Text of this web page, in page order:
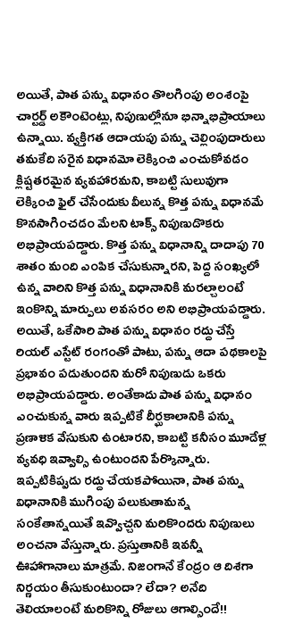
అయితే, పాత పన్ను విధానం తొలగింపు అంశంపై
చార్టర్డ్‌ అకౌంటెంట్లు, నిపుణుల్లోనూ భిన్నాభిప్రాయాలు
ఉన్నాయి. వ్యక్తిగత ఆదాయపు పన్ను చెల్లింపుదారులు
తమకేది సరైన విధానమో లెక్కించి ఎంచుకోవడం
క్లిష్టతరమైన వ్యవహారమని, కాబట్టి సులువుగా
లెక్కించి ఫైల్‌ చేసేందుకు వీలున్న కొత్త పన్ను విధానమే
కొనసాగించడం మేలని టాక్స్‌ నిపుణుడొకరు
అభిప్రాయపడ్డారు. కొత్త పన్ను విధానాన్ని దాదాపు 70
శాతం మంది ఎంపిక చేసుకున్నారని, పెద్ద సంఖ్యలో
ఉన్న వారిని కొత్త పన్ను విధానానికి మరల్చాలంటే
ఇంకొన్ని మార్పులు అవసరం అని అభిప్రాయపడ్డారు.
అయితే, ఒకేసారి పాత పన్ను విధానం రద్దు చేస్తే
రియల్‌ ఎస్టేట్‌ రంగంతో పాటు, పన్ను ఆదా పథకాలపై
ప్రభావం పడుతుందని మరో నిపుణుడు ఒకరు
అభిప్రాయపడ్డారు. అంతేకాదు పాత పన్ను విధానం
ఎంచుకున్న వారు ఇప్పటికే దీర్ఘకాలానికి పన్ను
ప్రణాళిక వేసుకుని ఉంటారని, కాబట్టి కనీసం మూడేళ్ల
వ్యవధి ఇవ్వాల్సి ఉంటుందని పేర్కొన్నారు.
ఇప్పటికిప్పుడు రద్దు చేయకపోయినా, పాత పన్ను
విధానానికి ముగింపు పలుకుతామన్న
సంకేతాన్నయితే ఇవ్వొచ్చని మరికొందరు నిపుణులు
అంచనా వేస్తున్నారు. ప్రస్తుతానికి ఇవన్నీ
ఊహాగానాలు మాత్రమే. నిజంగానే కేంద్రం ఆ దిశగా
నిర్ణయం తీసుకుంటుందా? లేదా? అనేది
తెలియాలంటే మరికొన్ని రోజులు ఆగాల్సిందే!!